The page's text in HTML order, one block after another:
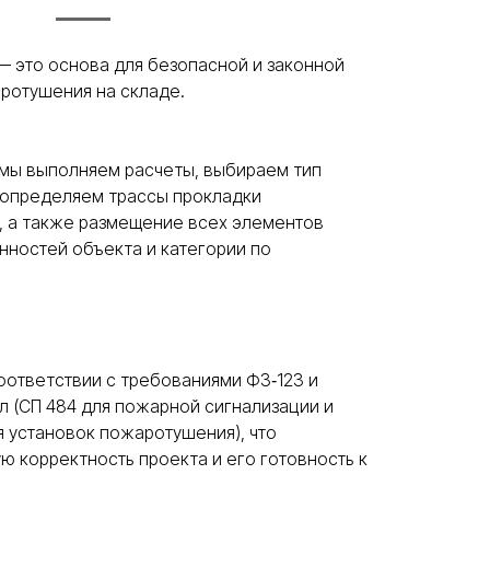
это основа для безопасной и законной
на складе.
выполняем расчеты, выбираем тип
трассы прокладки
а также размещение всех элементов
объекта и категории по
с требованиями ФЗ‑123 и
(СП 484 для пожарной сигнализации и
установок пожаротушения), что
корректность проекта и его готовность к